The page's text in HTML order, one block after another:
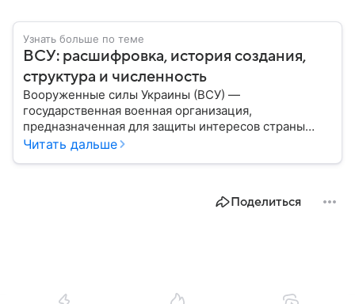
Узнать больше по теме
ВСУ: расшифровка, история создания,
структура и численность
Вооруженные силы Украины (ВСУ) —
государственная военная организация,
предназначенная для защиты интересов страны
военным путем. Была создана после
Читать дальше
Поделиться